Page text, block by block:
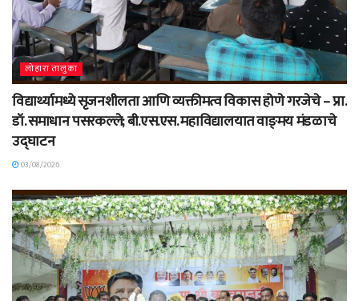
लोहारा तालुका
विद्यार्थ्यामध्ये सृजनशीलता आणि व्यक्तीमत्व विकास होणे गरजेचे – प्रा.
डॉ. समाधान पसरकल्ले; बी.एस.एस. महाविद्यालयात वाङ्‌मय मंडळाचे
उद्घाटन
03/08/2026